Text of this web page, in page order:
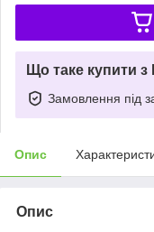
Що таке купити
Замовлення під
Опис
Опис